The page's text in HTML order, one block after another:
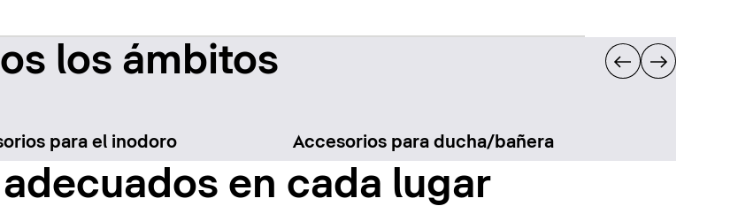
los ámbitos
para el inodoro Accesorios para ducha/bañera
en cada lugar